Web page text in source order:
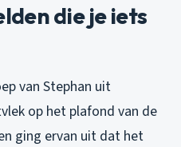
die je iets
van Stephan uit
op het plafond van de
ging ervan uit dat het